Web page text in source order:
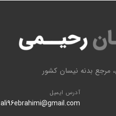
مرجع بدنه نیسان کشور
آدرس ایمیل
ali96ebrahimi@gmail.com